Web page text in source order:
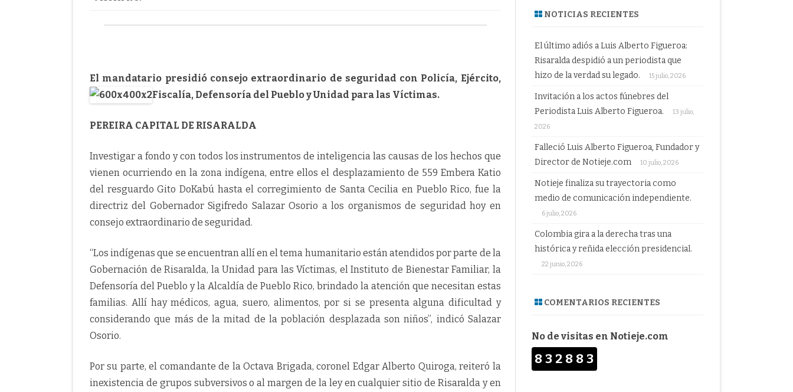
El mandatario presidió consejo extraordinario de seguridad con Policía, Ejército,
Fiscalía, Defensoría del Pueblo y Unidad para las Víctimas.
PEREIRA CAPITAL DE RISARALDA
Investigar a fondo y con todos los instrumentos de inteligencia las causas de los hechos que
vienen ocurriendo en la zona indígena, entre ellos el desplazamiento de 559 Embera Katio
del resguardo Gito DoKabú hasta el corregimiento de Santa Cecilia en Pueblo Rico, fue la
directriz del Gobernador Sigifredo Salazar Osorio a los organismos de seguridad hoy en
consejo extraordinario de seguridad.
“Los indígenas que se encuentran allí en el tema humanitario están atendidos por parte de la
Gobernación de Risaralda, la Unidad para las Víctimas, el Instituto de Bienestar Familiar, la
Defensoría del Pueblo y la Alcaldía de Pueblo Rico, brindado la atención que necesitan estas
familias. Allí hay médicos, agua, suero, alimentos, por si se presenta alguna dificultad y
considerando que más de la mitad de la población desplazada son niños”, indicó Salazar
Osorio.
Por su parte, el comandante de la Octava Brigada, coronel Edgar Alberto Quiroga, reiteró la
inexistencia de grupos subversivos o al margen de la ley en cualquier sitio de Risaralda y en
NOTICIAS RECIENTES
El último adiós a Luis Alberto Figueroa:
Risaralda despidió a un periodista que
hizo de la verdad su legado.
15 julio, 2026
Invitación a los actos fúnebres del
Periodista Luis Alberto Figueroa.
13 julio,
2026
Falleció Luis Alberto Figueroa, Fundador y
Director de Notieje.com
10 julio, 2026
Notieje finaliza su trayectoria como
medio de comunicación independiente.
6 julio, 2026
Colombia gira a la derecha tras una
histórica y reñida elección presidencial.
22 junio, 2026
COMENTARIOS RECIENTES
No de visitas en Notieje.com
832883